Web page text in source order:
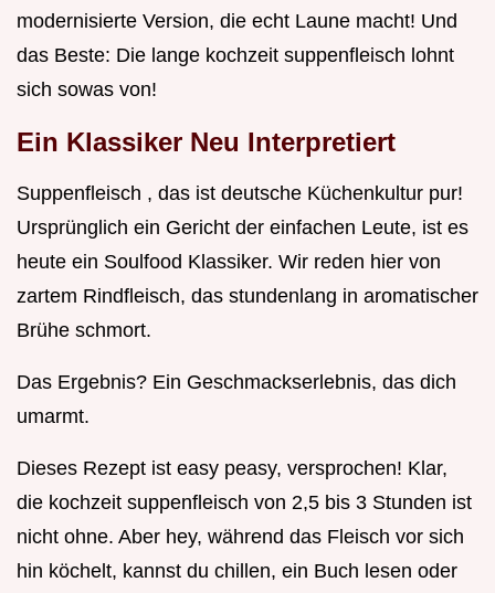
modernisierte Version, die echt Laune macht! Und
das Beste: Die lange kochzeit suppenfleisch lohnt
sich sowas von!
Ein Klassiker Neu Interpretiert
Suppenfleisch , das ist deutsche Küchenkultur pur!
Ursprünglich ein Gericht der einfachen Leute, ist es
heute ein Soulfood Klassiker. Wir reden hier von
zartem Rindfleisch, das stundenlang in aromatischer
Brühe schmort.
Das Ergebnis? Ein Geschmackserlebnis, das dich
umarmt.
Dieses Rezept ist easy peasy, versprochen! Klar,
die kochzeit suppenfleisch von 2,5 bis 3 Stunden ist
nicht ohne. Aber hey, während das Fleisch vor sich
hin köchelt, kannst du chillen, ein Buch lesen oder